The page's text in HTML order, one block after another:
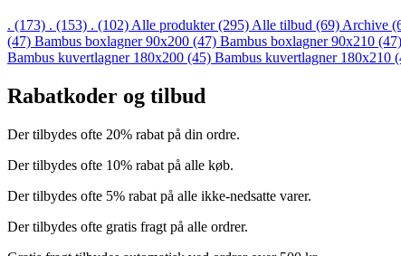
. (173) . (153) . (102) Alle produkter(295) Alle tilbud (69) Archive
(47) Bambus boxlagner 90x200 (47) Bambus boxlagner 90x210 (47)
Bambus kuvertlagner 180x200 (45) Bambus kuvertlagner 180x210
Rabatkoder og tilbud
Der tilbydes ofte 20% rabat på din ordre.
Der tilbydes ofte 10% rabat på alle køb.
Der tilbydes ofte 5% rabat på alle ikke-nedsatte varer.
Der tilbydes ofte gratis fragt på alle ordrer.